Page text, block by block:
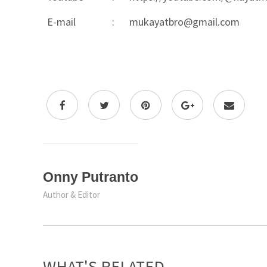
E-mail
: mukayatbro@gmail.com
Onny Putranto
Author & Editor